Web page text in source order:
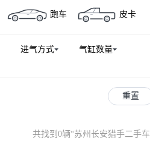
悦翔V5
新能源 峰景房车
跑车
皮卡
进气方式
气缸数量
重置
共找到0辆“苏州长安猎手二手车